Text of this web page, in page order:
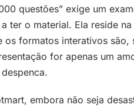
questões” exige um
ter o material. Ela reside
formatos interativos
for apenas um
embora não seja